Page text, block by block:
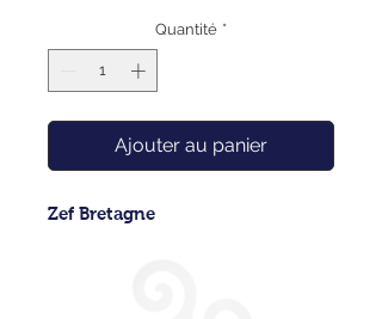
Quantité *
Ajouter au panier
Zef Bretagne